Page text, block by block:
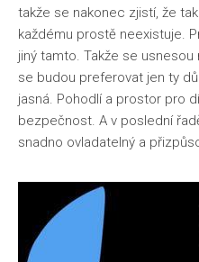
takže se nakonec zjistí, že
každému prostě neexistuje.
jiný tamto. Takže se
se budou preferovat jen ty
jasná. Pohodlí a prostor pro
bezpečnost. A v poslední
snadno ovladatelný a